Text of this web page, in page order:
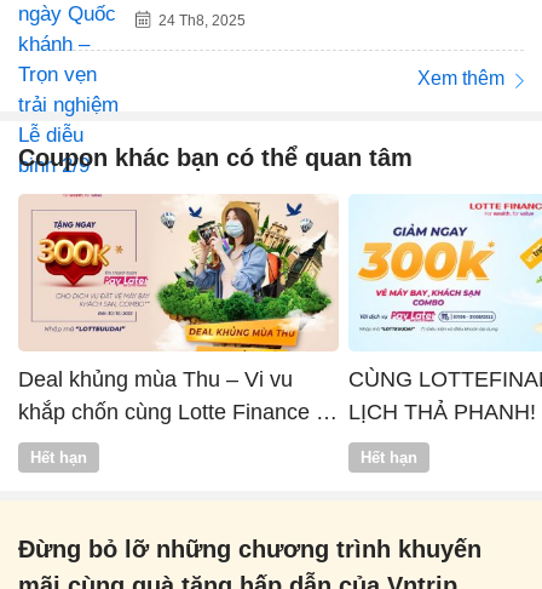
24 Th8, 2025
Xem thêm
Coupon khác bạn có thể quan tâm
Deal khủng mùa Thu – Vi vu
khắp chốn cùng Lotte Finance x
Vntrip
Hết hạn
CÙNG
LỊCH THẢ PHANH!
Hết hạn
Đừng bỏ lỡ những chương trình khuyến